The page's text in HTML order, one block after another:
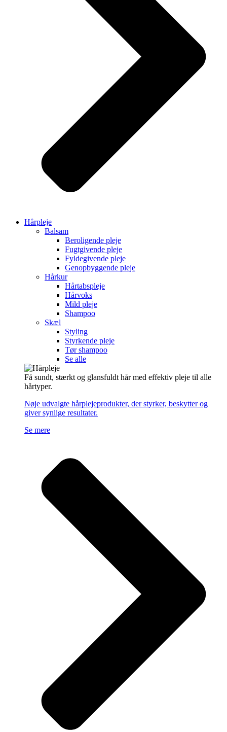
Hårpleje
Balsam
Beroligende pleje
Fugtgivende pleje
Fyldegivende pleje
Genopbyggende pleje
Hårkur
Hårtabspleje
Hårvoks
Mild pleje
Shampoo
Skæl
Styling
Styrkende pleje
Tør shampoo
Se alle
Få sundt, stærkt og glansfuldt hår med effektiv pleje til alle
hårtyper.
Nøje udvalgte hårplejeprodukter, der styrker, beskytter og
giver synlige resultater.
Se mere